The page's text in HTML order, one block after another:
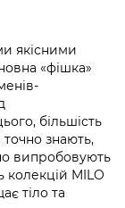
якісними
«фішка»
більшість
знають,
випробовують
колекцій MILO
тіло та